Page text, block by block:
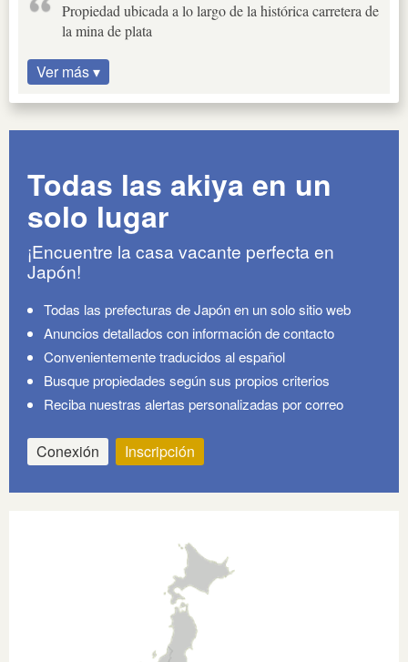
Propiedad ubicada a lo largo de la histórica carretera de
la mina de plata
Ver más ▾
Todas las akiya en un
solo lugar
¡Encuentre la casa vacante perfecta en
Japón!
Todas las prefecturas de Japón en un solo sitio web
Anuncios detallados con información de contacto
Convenientemente traducidos al español
Busque propiedades según sus propios criterios
Reciba nuestras alertas personalizadas por correo
Conexión Inscripción